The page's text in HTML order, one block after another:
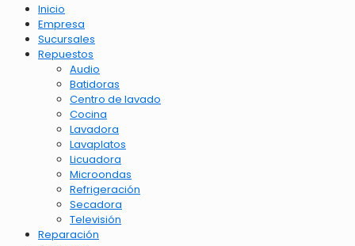
Inicio
Empresa
Sucursales
Repuestos
Audio
Batidoras
Centro de lavado
Cocina
Lavadora
Lavaplatos
Licuadora
Microondas
Refrigeración
Secadora
Televisión
Reparación